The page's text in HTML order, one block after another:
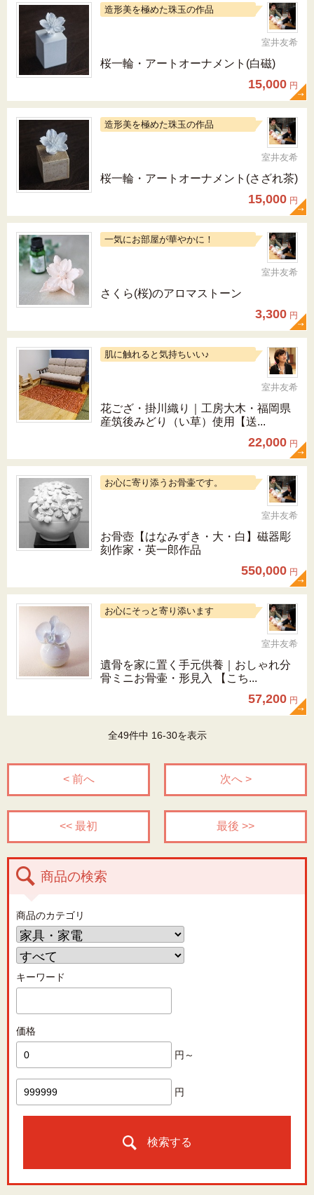
造形美を極めた珠玉の作品
室井友希
桜一輪・アートオーナメント(白磁)
15,000 円
造形美を極めた珠玉の作品
室井友希
桜一輪・アートオーナメント(さざれ茶)
15,000 円
一気にお部屋が華やかに！
室井友希
さくら(桜)のアロマストーン
3,300 円
肌に触れると気持ちいい♪
室井友希
花ござ・掛川織り｜工房大木・福岡県
産筑後みどり（い草）使用【送...
22,000 円
お心に寄り添うお骨壷です。
室井友希
お骨壺【はなみずき・大・白】磁器彫
刻作家・英一郎作品
550,000 円
お心にそっと寄り添います
室井友希
遺骨を家に置く手元供養｜おしゃれ分
骨ミニお骨壷・形見入 【こち...
57,200 円
全49件中 16-30を表示
< 前へ 次へ >
<< 最初 最後 >>
商品の検索
商品のカテゴリ
キーワード
価格
円～
円
検索する